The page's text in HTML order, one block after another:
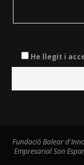
He llegit i
Fundació Balear
Empresarial Son